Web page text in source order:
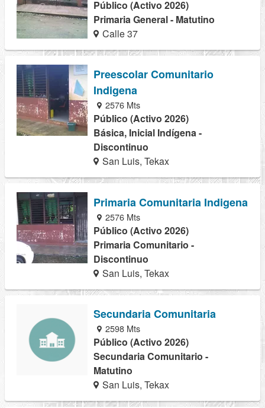
Público (Activo 2026)
Primaria General - Matutino
Calle 37
Preescolar Comunitario
Indigena
2576 Mts
Público (Activo 2026)
Básica, Inicial Indígena -
Discontinuo
San Luis, Tekax
Primaria Comunitaria Indigena
2576 Mts
Público (Activo 2026)
Primaria Comunitario -
Discontinuo
San Luis, Tekax
Secundaria Comunitaria
2598 Mts
Público (Activo 2026)
Secundaria Comunitario -
Matutino
San Luis, Tekax